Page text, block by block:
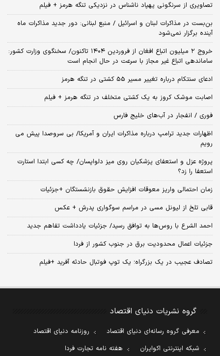
تصاویری از سرنگونی پهپاد ناشناس در نزدیکی تنگه هرمز + فیلم
بن‌بست در مذاکرات لبنان و اسرائیل / منبع لبنانی: دور جدید مذاکرات ماه
آینده برگزار نمی‌شود
خروج ۲ میلیون اتباع افغان از فروردین ۱۴۰۴ تاکنون/ سخنگوی وزارت کشور:
ساماندهی اتباع غیر مجاز با سرعت در حال انجام است
ادعای سنتکام درباره تغییر مسیر 55 کشتی در تنگه هرمز
اصابت موشک کروز به یک کشتی متخلف در تنگه هرمز + فیلم
فوری / انفجار در آب‌های خلیج فارس
اظهارات جدید ترامپ درباره مذاکرات ایران و آمریکا/ بی سروصدا پیش می
رویم
پروژه عزل و استعفای پزشکیان روی میز دلواپسان/ چه کسی ابتدا استارت
استعفا را زد؟
زمان احتمالی واریز معوقات افزایش حقوق بازنشستگان +جزئیات
قابی تلخ از لیونل مسی در مراسم سوگواری پدرش + عکس
احمد الشرع با روس‌ها به توافق رسید/ جزئیات یادداشت تفاهم جدید
جزئیات اعمال محدودیت برق در جنوب کشور از فردا
تصادف عجیب در یک بزرگراه؛ یک توپ فوتبال حادثه‌ آفرید +فیلم
گروه نشریات دنیای اقتصاد
معرفی گروه رسانه‌ای دنیای اقتصاد
روزنامه دنیای اقتصاد
شبکه اینترنتی اکوایران
هفته نامه تجارت فردا